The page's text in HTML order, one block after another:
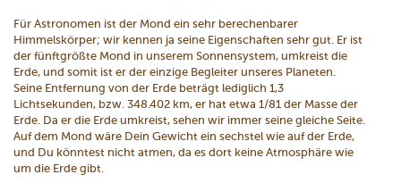
Für Astronomen ist der Mond ein sehr berechenbarer
Himmelskörper; wir kennen ja seine Eigenschaften sehr gut. Er ist
der fünftgrößte Mond in unserem Sonnensystem, umkreist die
Erde, und somit ist er der einzige Begleiter unseres Planeten.
Seine Entfernung von der Erde beträgt lediglich 1,3
Lichtsekunden, bzw. 348.402 km, er hat etwa 1/81 der Masse der
Erde. Da er die Erde umkreist, sehen wir immer seine gleiche Seite.
Auf dem Mond wäre Dein Gewicht ein sechstel wie auf der Erde,
und Du könntest nicht atmen, da es dort keine Atmosphäre wie
um die Erde gibt.